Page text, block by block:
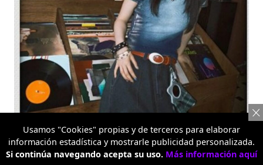
Serie Reno16
Usamos "Cookies" propias y de terceros para elaborar
información estadística y mostrarle publicidad personalizada.
Si continúa navegando acepta su uso. Más información aquí